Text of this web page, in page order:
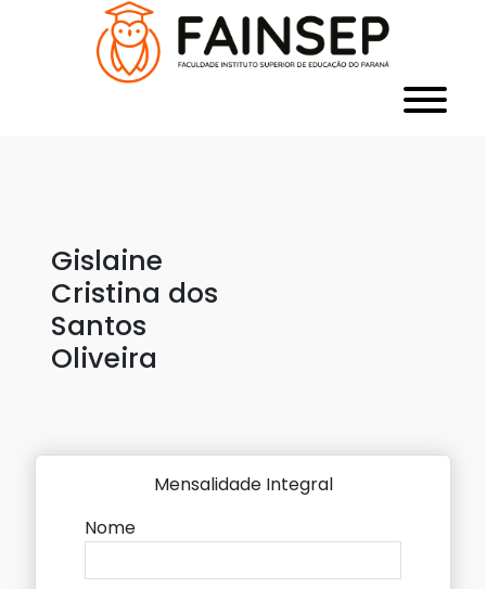
Gislaine
Cristina dos
Santos
Oliveira
Mensalidade Integral
Nome